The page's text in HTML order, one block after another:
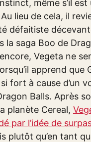
même s’il
lieu de cela, il
défaitiste
la saga Boo de
Vegeta ne
apprend que
fort à cause d’un
Balls. Après
planète Cereal,
par l’idée de
plutôt qu’en tant